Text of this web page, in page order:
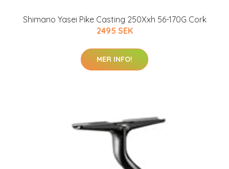
Shimano Yasei Pike Casting 250Xxh 56-170G Cork
2495 SEK
MER INFO!